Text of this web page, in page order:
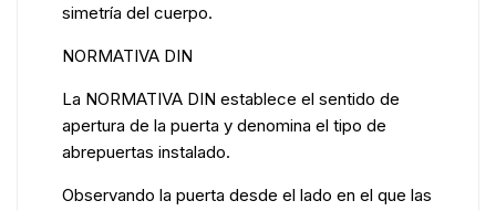
simetría del cuerpo.
NORMATIVA DIN
La NORMATIVA DIN establece el sentido de
apertura de la puerta y denomina el tipo de
abrepuertas instalado.
Observando la puerta desde el lado en el que las